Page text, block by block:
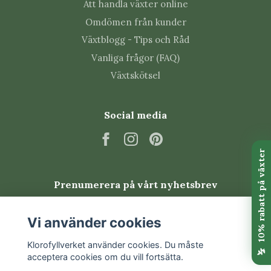
överflödigt vatten rinna bort.
Vrid krukan regelbundet så att växten utvecklas
jämnt mot ljuset.
Om plantan går in i vila under vintern, minska
vattningen men håll knölen varm och lätt fuktad.
även få trips eller bladlöss, särskilt i varm och torr
behandlingen sättas in tidigt.
Vanliga frågor om Alocasia
’Antoro Velvet’ 6 cm
Att handla växter online
Omdömen från kunder
Växtblogg - Tips och Råd
Vanliga frågor (FAQ)
Växtskötsel
Social media
Prenumerera på vårt nyhetsbrev
Vi använder cookies
Klorofyllverket använder cookies. Du måste
acceptera cookies om du vill fortsätta.